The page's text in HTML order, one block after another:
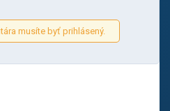
musíte byť prihlásený.